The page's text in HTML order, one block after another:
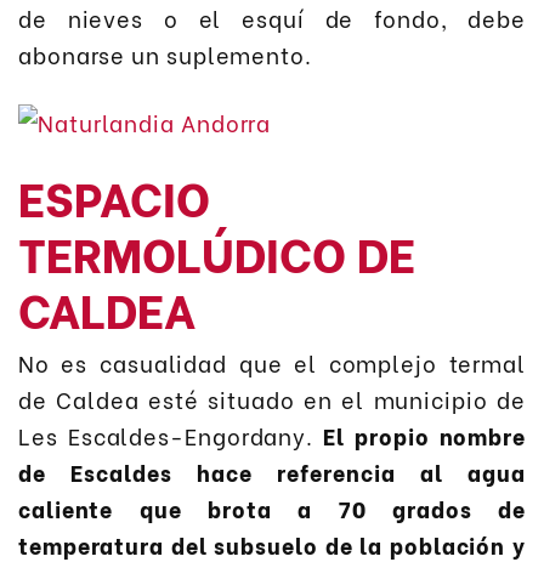
de nieves o el esquí de fondo, debe
abonarse un suplemento.
ESPACIO
TERMOLÚDICO DE
CALDEA
No es casualidad que el complejo termal
de Caldea esté situado en el municipio de
Les Escaldes-Engordany. El propio nombre
de Escaldes hace referencia al agua
caliente que brota a 70 grados de
temperatura del subsuelo de la población y